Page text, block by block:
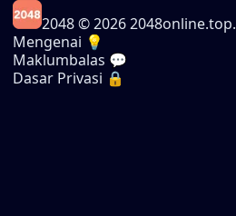
2048© 2026 2048online.top.
Mengenai 💡
Maklumbalas 💬
Dasar Privasi 🔒